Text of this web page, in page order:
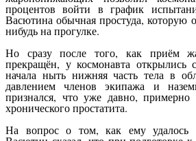
процентов войти в график
Васютина обычная простуда, которую
нибудь на прогулке.
Но сразу после того, как приём
прекращён, у космонавта открылись
начала ныть нижняя часть тела в
давлением членов экипажа и
признался, что уже давно, примерно
хронического простатита.
На вопрос о том, как ему удалось